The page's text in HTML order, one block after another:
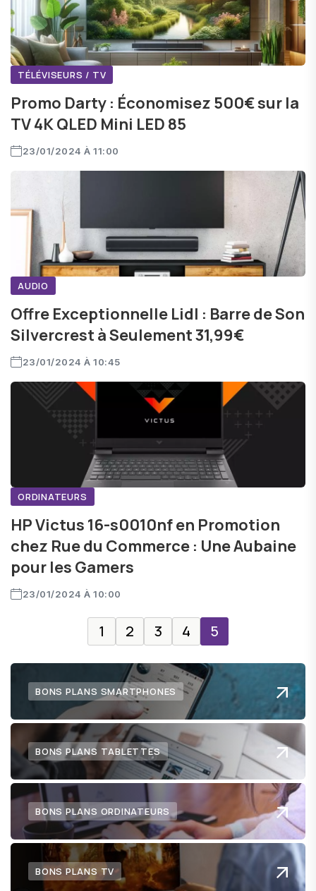
TÉLÉVISEURS / TV
Promo Darty : Économisez 500€ sur la
TV 4K QLED Mini LED 85
23/01/2024 À 11:00
AUDIO
Offre Exceptionnelle Lidl : Barre de Son
Silvercrest à Seulement 31,99€
23/01/2024 À 10:45
ORDINATEURS
HP Victus 16-s0010nf en Promotion
chez Rue du Commerce : Une Aubaine
pour les Gamers
23/01/2024 À 10:00
1 2 3 4 5
BONS PLANS SMARTPHONES
BONS PLANS TABLETTES
BONS PLANS ORDINATEURS
BONS PLANS TV